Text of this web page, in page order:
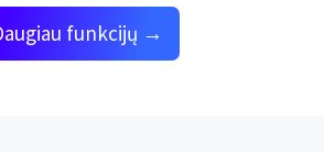
funkcijų →